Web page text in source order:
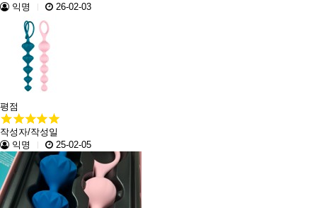
익명
26-02-03
평점
작성자/작성일
익명
25-02-05